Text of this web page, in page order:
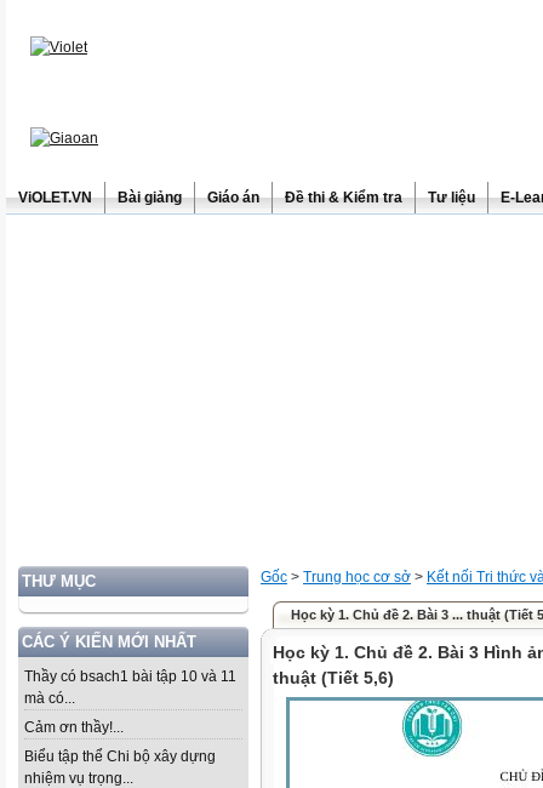
ViOLET.VN Bài giảng Giáo án Đề thi & Kiểm tra Tư liệu E-
THƯ MỤC
CÁC Ý KIẾN MỚI NHẤT
Thầy có bsach1 bài tập 10 và 11
mà có...
Cảm ơn thầy!...
Biểu tập thể Chi bộ xây dựng
nhiệm vụ trọng...
Gốc > Trung học cơ sở > Kết nối Tri thức
Học kỳ 1. Chủ đề 2. Bài 3 ... thuật (Tiết
Học kỳ 1. Chủ đề 2. Bài 3 Hình
thuật (Tiết 5,6)